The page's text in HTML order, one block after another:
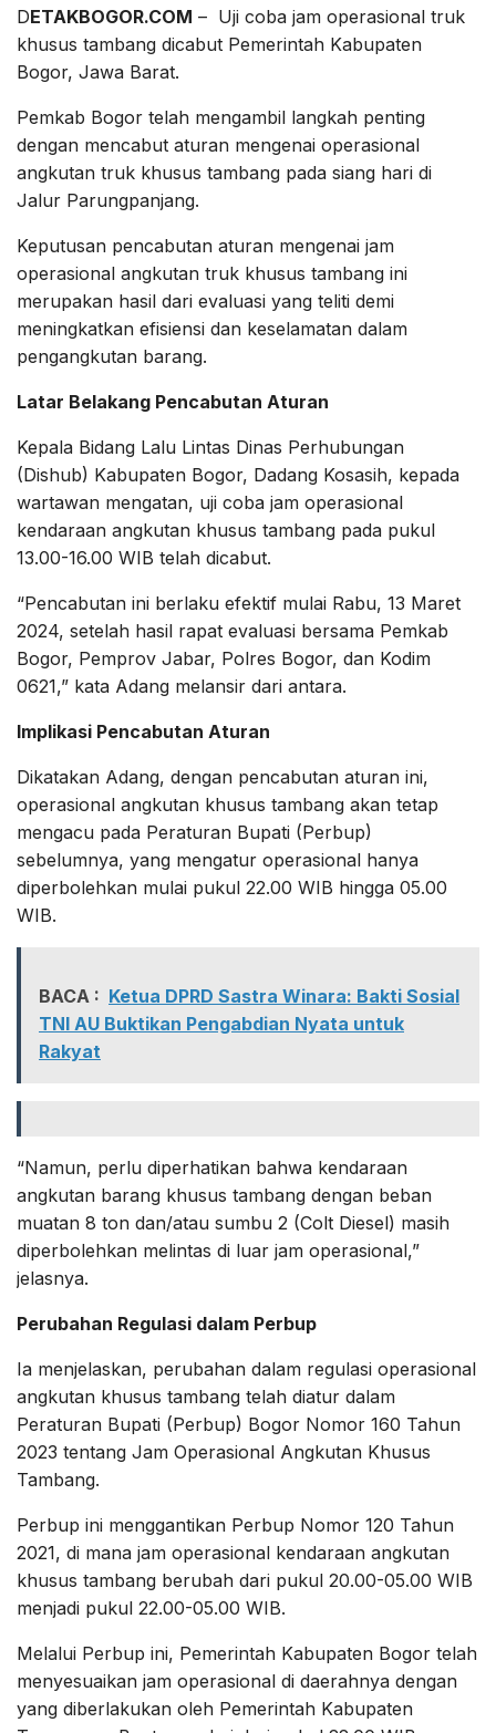
DETAKBOGOR.COM – Uji coba jam operasional truk
khusus tambang dicabut Pemerintah Kabupaten
Bogor, Jawa Barat.
Pemkab Bogor telah mengambil langkah penting
dengan mencabut aturan mengenai operasional
angkutan truk khusus tambang pada siang hari di
Jalur Parungpanjang.
Keputusan pencabutan aturan mengenai jam
operasional angkutan truk khusus tambang ini
merupakan hasil dari evaluasi yang teliti demi
meningkatkan efisiensi dan keselamatan dalam
pengangkutan barang.
Latar Belakang Pencabutan Aturan
Kepala Bidang Lalu Lintas Dinas Perhubungan
(Dishub) Kabupaten Bogor, Dadang Kosasih, kepada
wartawan mengatan, uji coba jam operasional
kendaraan angkutan khusus tambang pada pukul
13.00-16.00 WIB telah dicabut.
“Pencabutan ini berlaku efektif mulai Rabu, 13 Maret
2024, setelah hasil rapat evaluasi bersama Pemkab
Bogor, Pemprov Jabar, Polres Bogor, dan Kodim
0621,” kata Adang melansir dari antara.
Implikasi Pencabutan Aturan
Dikatakan Adang, dengan pencabutan aturan ini,
operasional angkutan khusus tambang akan tetap
mengacu pada Peraturan Bupati (Perbup)
sebelumnya, yang mengatur operasional hanya
diperbolehkan mulai pukul 22.00 WIB hingga 05.00
WIB.
BACA : Ketua DPRD Sastra Winara: Bakti Sosial
TNI AU Buktikan Pengabdian Nyata untuk
Rakyat
“Namun, perlu diperhatikan bahwa kendaraan
angkutan barang khusus tambang dengan beban
muatan 8 ton dan/atau sumbu 2 (Colt Diesel) masih
diperbolehkan melintas di luar jam operasional,”
jelasnya.
Perubahan Regulasi dalam Perbup
Ia menjelaskan, perubahan dalam regulasi operasional
angkutan khusus tambang telah diatur dalam
Peraturan Bupati (Perbup) Bogor Nomor 160 Tahun
2023 tentang Jam Operasional Angkutan Khusus
Tambang.
Perbup ini menggantikan Perbup Nomor 120 Tahun
2021, di mana jam operasional kendaraan angkutan
khusus tambang berubah dari pukul 20.00-05.00 WIB
menjadi pukul 22.00-05.00 WIB.
Melalui Perbup ini, Pemerintah Kabupaten Bogor telah
menyesuaikan jam operasional di daerahnya dengan
yang diberlakukan oleh Pemerintah Kabupaten